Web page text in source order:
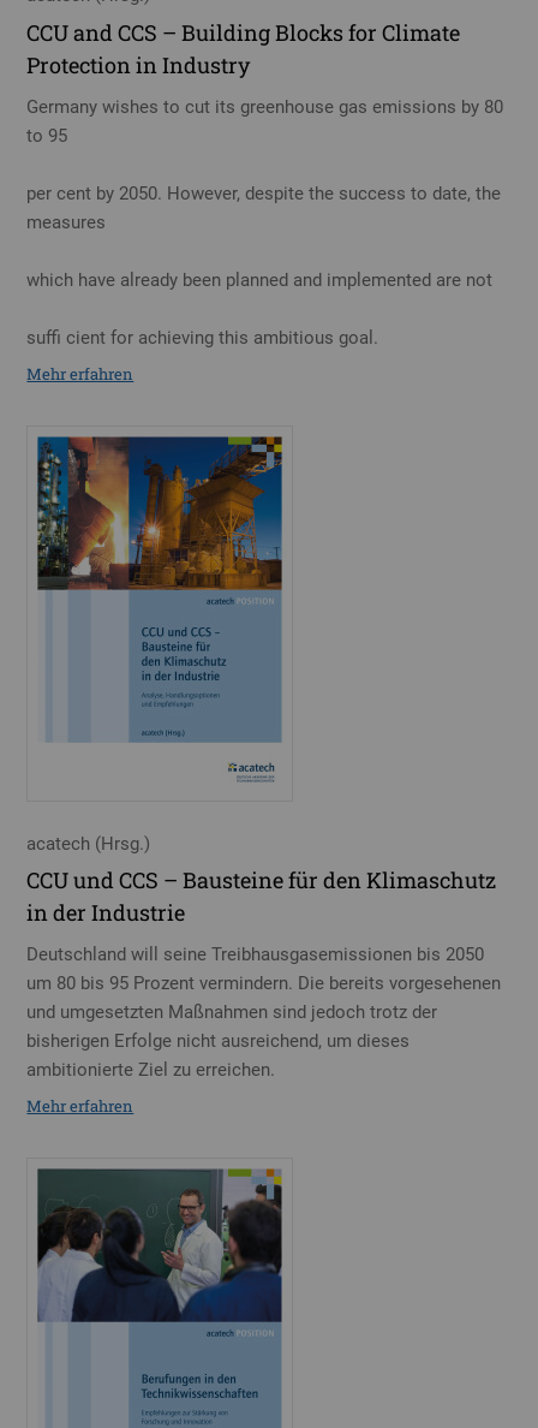
CCU and CCS – Building Blocks for Climate
Protection in Industry
Germany wishes to cut its greenhouse gas emissions by 80
to 95
per cent by 2050. However, despite the success to date, the
measures
which have already been planned and implemented are not
suffi cient for achieving this ambitious goal.
Mehr erfahren
acatech (Hrsg.)
CCU und CCS – Bausteine für den Klimaschutz
in der Industrie
Deutschland will seine Treibhausgasemissionen bis 2050
um 80 bis 95 Prozent vermindern. Die bereits vorgesehenen
und umgesetzten Maßnahmen sind jedoch trotz der
bisherigen Erfolge nicht ausreichend, um dieses
ambitionierte Ziel zu erreichen.
Mehr erfahren